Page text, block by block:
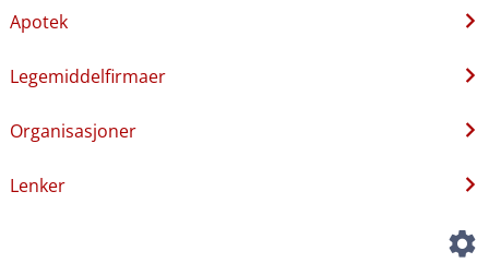
Apotek
Legemiddelfirmaer
Organisasjoner
Lenker